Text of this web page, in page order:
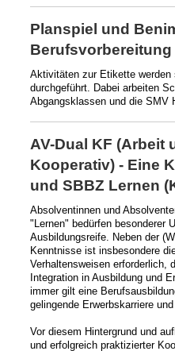
Planspiel und
Berufsvorbereitung
Aktivitäten zur Etikette werden
durchgeführt. Dabei arbeiten
Abgangsklassen und die SMV
AV-Dual KF
Kooperativ) - Eine
und SBBZ Lernen
Absolventinnen und
"Lernen" bedürfen besonderer
Ausbildungsreife. Neben der
Kenntnisse ist insbesondere
Verhaltensweisen erforderlich,
Integration in Ausbildung und
immer gilt eine
gelingende Erwerbskarriere
Vor diesem Hintergrund und
und erfolgreich praktizierter